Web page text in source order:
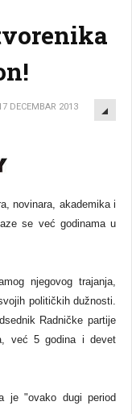
DECEMBAR 2013
novinara, akademika i
se već godinama u
njegovog trajanja,
političkih dužnosti.
Radničke partije
već 5 godina i devet
je "ovako dugi period